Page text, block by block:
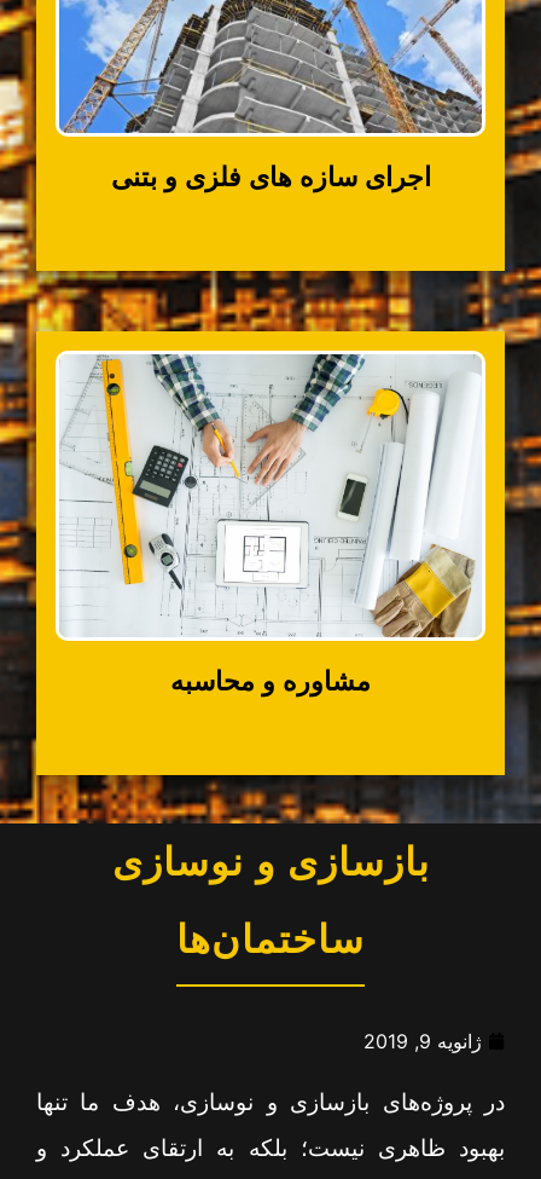
اجرای سازه های فلزی و بتنی
مشاوره و محاسبه
بازسازی و نوسازی
ساختمان‌ها
ژانویه 9, 2019
در پروژه‌های بازسازی و نوسازی، هدف ما تنها
بهبود ظاهری نیست؛ بلکه به ارتقای عملکرد و